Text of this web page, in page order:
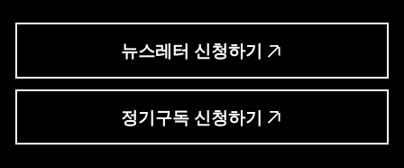
뉴스레터 신청하기
정기구독 신청하기